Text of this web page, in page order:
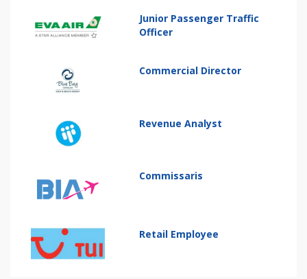
Junior Passenger Traffic
Officer
Commercial Director
Revenue Analyst
Commissaris
Retail Employee